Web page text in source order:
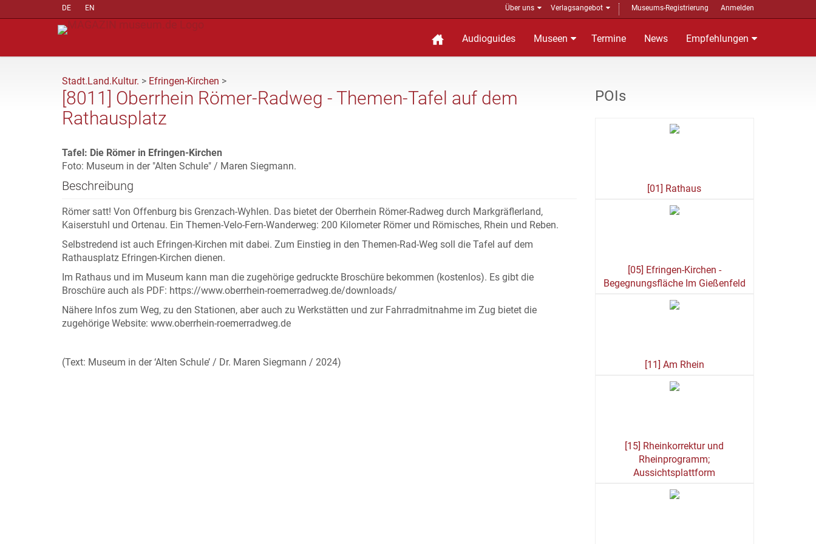
DE EN Über uns Verlagsangebot Museums-Registrierung Anmelden
Audioguides Museen Termine News Empfehlungen
Stadt.Land.Kultur. > Efringen-Kirchen >
[8011] Oberrhein Römer-Radweg - Themen-Tafel auf dem
Rathausplatz
Tafel: Die Römer in Efringen-Kirchen
Foto: Museum in der "Alten Schule" / Maren Siegmann.
Beschreibung
Römer satt! Von Offenburg bis Grenzach-Wyhlen. Das bietet der Oberrhein Römer-Radweg durch Markgräflerland,
Kaiserstuhl und Ortenau. Ein Themen-Velo-Fern-Wanderweg: 200 Kilometer Römer und Römisches, Rhein und Reben.
Selbstredend ist auch Efringen-Kirchen mit dabei. Zum Einstieg in den Themen-Rad-Weg soll die Tafel auf dem
Rathausplatz Efringen-Kirchen dienen.
Im Rathaus und im Museum kann man die zugehörige gedruckte Broschüre bekommen (kostenlos). Es gibt die
Broschüre auch als PDF: https://www.oberrhein-roemerradweg.de/downloads/
Nähere Infos zum Weg, zu den Stationen, aber auch zu Werkstätten und zur Fahrradmitnahme im Zug bietet die
zugehörige Website: www.oberrhein-roemerradweg.de
(Text: Museum in der ‘Alten Schule’ / Dr. Maren Siegmann / 2024)
POIs
[01] Rathaus
[05] Efringen-Kirchen -
Begegnungsfläche Im Gießenfeld
[11] Am Rhein
[15] Rheinkorrektur und
Rheinprogramm;
Aussichtsplattform